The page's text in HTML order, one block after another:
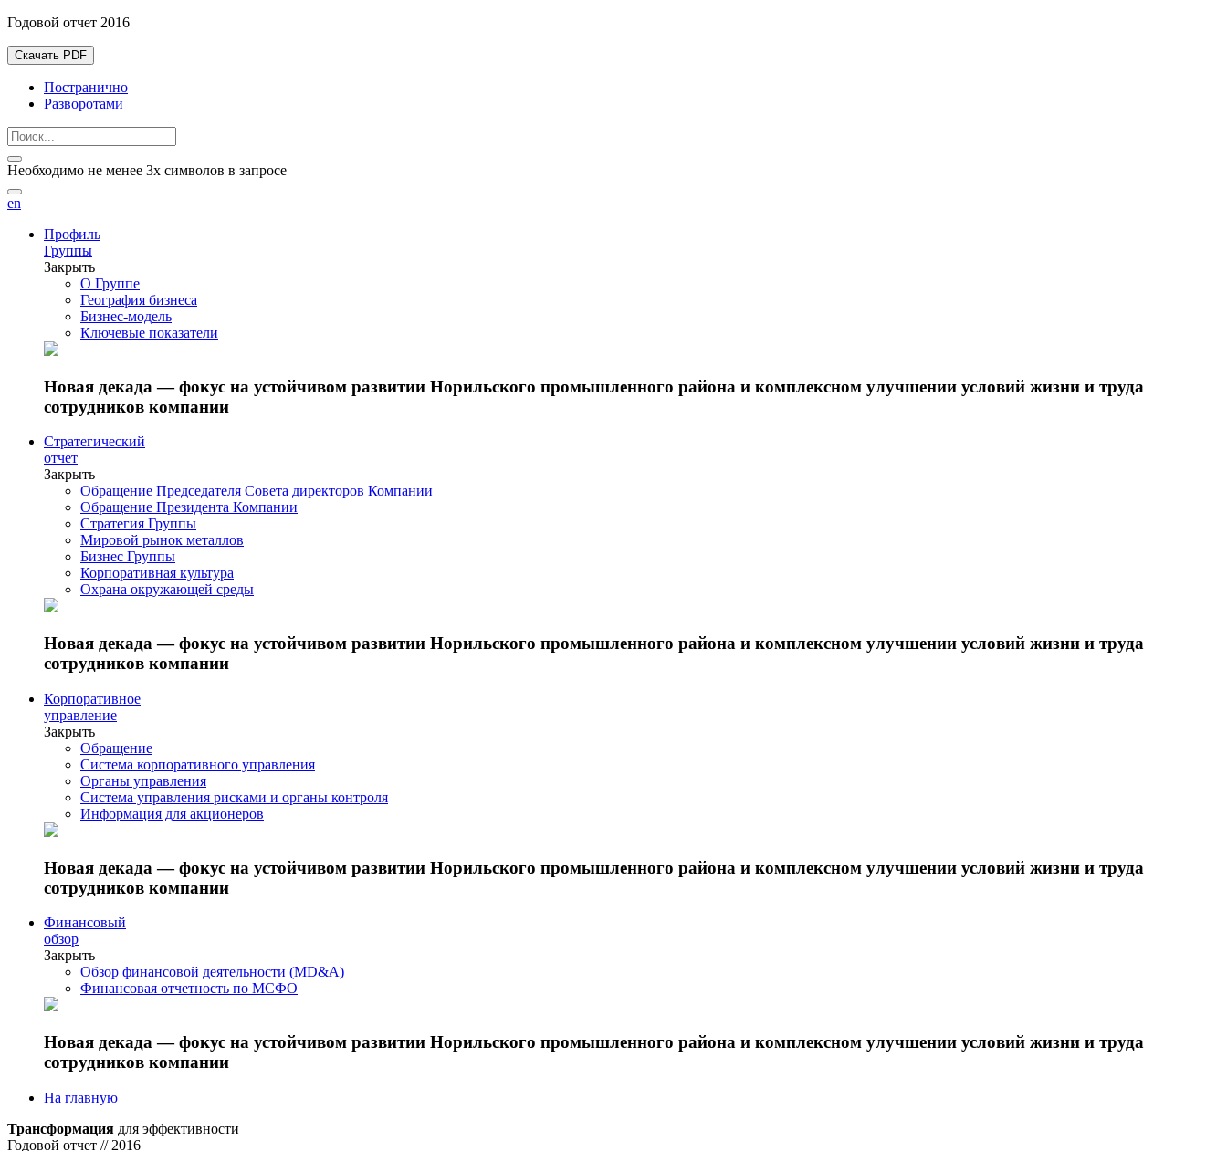
Годовой отчет 2016
Скачать PDF
Постранично
Разворотами
Необходимо не менее 3х символов в запросе
en
Профиль
Группы
Закрыть
О Группе
География бизнеса
Бизнес-модель
Ключевые показатели
Новая декада — фокус на устойчивом развитии Норильского промышленного района и комплексном улучшении условий жизни и труда
сотрудников компании
Стратегический
отчет
Закрыть
Обращение Председателя Совета директоров Компании
Обращение Президента Компании
Стратегия Группы
Мировой рынок металлов
Бизнес Группы
Корпоративная культура
Охрана окружающей среды
Новая декада — фокус на устойчивом развитии Норильского промышленного района и комплексном улучшении условий жизни и труда
сотрудников компании
Корпоративное
управление
Закрыть
Обращение
Система корпоративного управления
Органы управления
Система управления рисками и органы контроля
Информация для акционеров
Новая декада — фокус на устойчивом развитии Норильского промышленного района и комплексном улучшении условий жизни и труда
сотрудников компании
Финансовый
обзор
Закрыть
Обзор финансовой деятельности (MD&A)
Финансовая отчетность по МСФО
Новая декада — фокус на устойчивом развитии Норильского промышленного района и комплексном улучшении условий жизни и труда
сотрудников компании
На главную
Трансформация для эффективности
Годовой отчет // 2016